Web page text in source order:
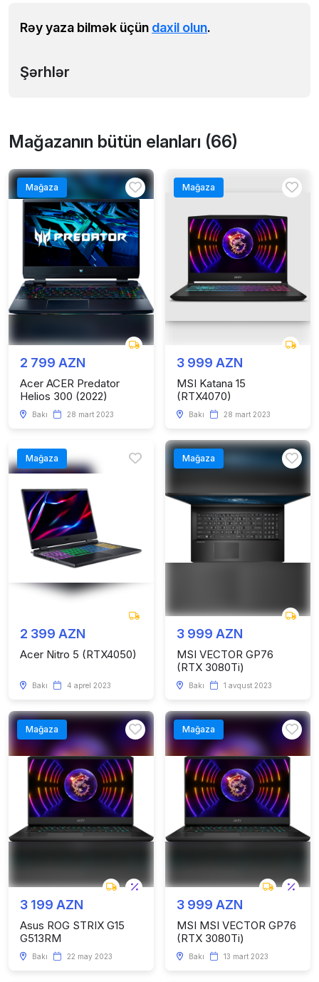
Rəy yaza bilmək üçün daxil olun.
Şərhlər
Mağazanın bütün elanları (66)
Mağaza
2 799 AZN
Acer ACER Predator
Helios 300 (2022)
Bakı 28 mart 2023
Mağaza
3 999 AZN
MSI Katana 15
(RTX4070)
Bakı 28 mart 2023
Mağaza
2 399 AZN
Acer Nitro 5 (RTX4050)
Bakı 4 aprel 2023
Mağaza
3 999 AZN
MSI VECTOR GP76
(RTX 3080Ti)
Bakı 1 avqust 2023
Mağaza
3 199 AZN
Asus ROG STRIX G15
G513RM
Bakı 22 may 2023
Mağaza
3 999 AZN
MSI MSI VECTOR GP76
(RTX 3080Ti)
Bakı 13 mart 2023